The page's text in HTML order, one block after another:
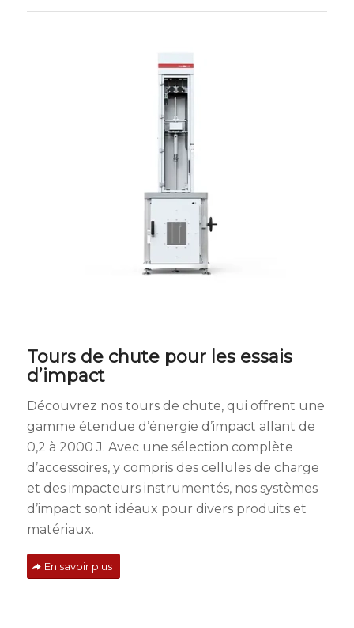
Tours de chute pour les essais
d’impact
Découvrez nos tours de chute, qui offrent une
gamme étendue d’énergie d’impact allant de
0,2 à 2000 J. Avec une sélection complète
d’accessoires, y compris des cellules de charge
et des impacteurs instrumentés, nos systèmes
d’impact sont idéaux pour divers produits et
matériaux.
En savoir plus